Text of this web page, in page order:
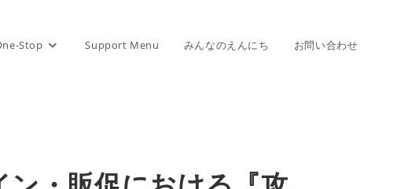
Stop Support Menu みんなのえんにち お問い合わせ